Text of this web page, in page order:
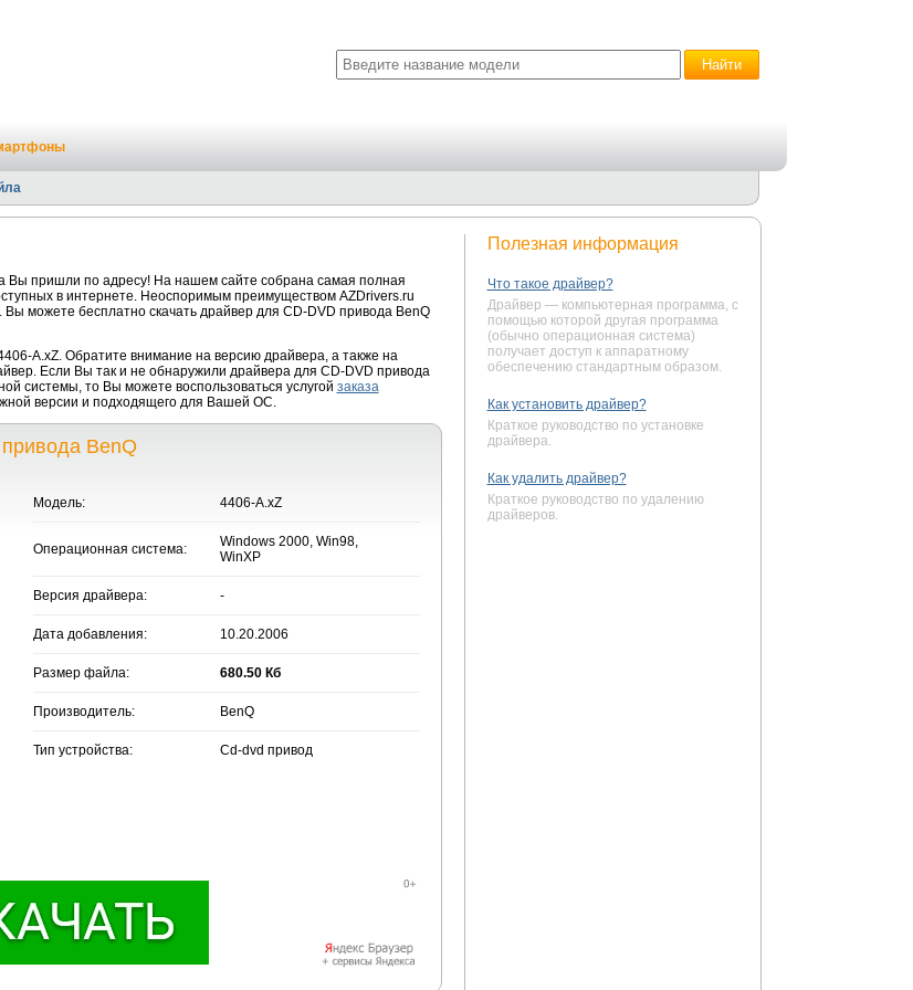
Вы пришли по адресу! На нашем сайте собрана самая полная
в интернете. Неоспоримым преимуществом AZDrivers.ru
можете бесплатно скачать драйвер для CD-DVD привода BenQ
A.xZ. Обратите внимание на версию драйвера, а также на
Если Вы так и не обнаружили драйвера для CD-DVD привода
системы, то Вы можете воспользоваться услугой заказа
версии и подходящего для Вашей ОС.
BenQ
Модель: 4406-A.xZ
Операционная система:
Windows 2000, Win98,
WinXP
Версия драйвера: -
Дата добавления: 10.20.2006
Размер файла: 680.50 Кб
Производитель: BenQ
Тип устройства: Cd-dvd привод
Полезная информация
Что такое драйвер?
Драйвер — компьютерная программа, с
помощью которой другая программа
(обычно операционная система)
получает доступ к аппаратному
обеспечению стандартным образом.
Как установить драйвер?
Краткое руководство по установке
драйвера.
Как удалить драйвер?
Краткое руководство по удалению
драйверов.